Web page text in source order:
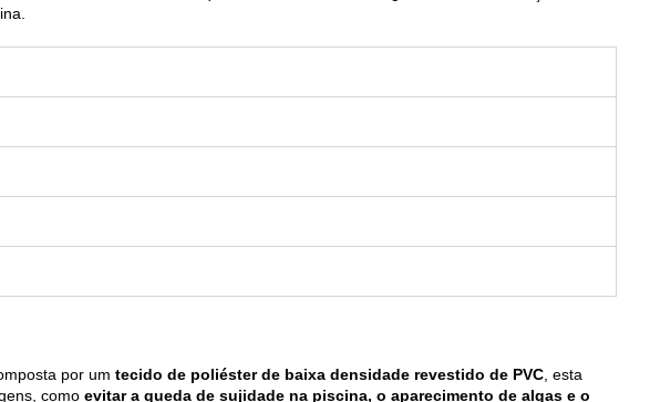
por um tecido de poliéster de baixa densidade revestido de PVC , esta
como evitar a queda de sujidade na piscina, o aparecimento de algas e o